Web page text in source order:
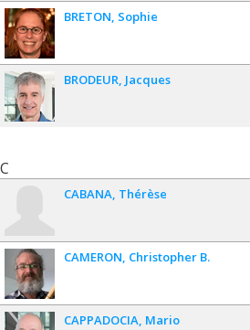
BRETON Sophie
BRODEUR Jacques
C
CABANA Thérèse
CAMERON Christopher B.
CAPPADOCIA Mario